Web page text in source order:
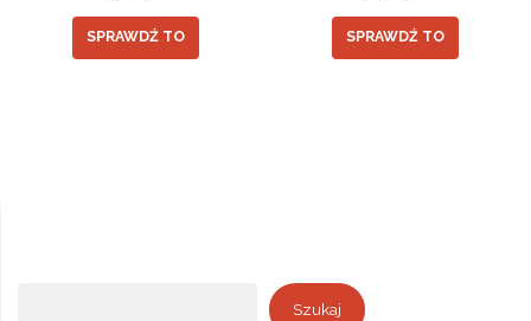
SPRAWDŹ TO SPRAWDŹ TO
Szukaj